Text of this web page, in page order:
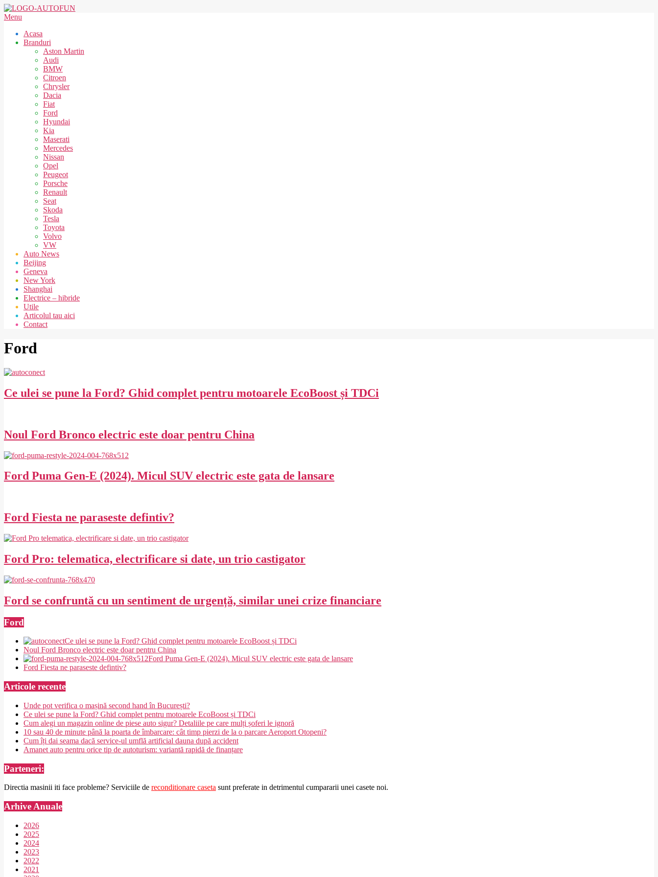
Skip
to
AUTOFUN
Secondary
Menu
Menu
Acasa
Branduri
Aston Martin
Audi
BMW
Citroen
Chrysler
Dacia
Fiat
Ford
Hyundai
Kia
Maserati
Mercedes
Nissan
Opel
Peugeot
Porsche
Renault
Seat
Skoda
Tesla
Toyota
Volvo
VW
Auto News
Beijing
Geneva
New York
Shanghai
Electrice – hibride
Utile
Articolul tau aici
Contact
Ford
Ce ulei se pune la Ford? Ghid complet pentru motoarele EcoBoost și TDCi
16
Noul Ford Bronco electric este doar pentru China
2025-
30
Ford Puma Gen-E (2024). Micul SUV electric este gata de lansare
27
Ford Fiesta ne paraseste defintiv?
2024-
27
Ford Pro: telematica, electrificare si date, un trio castigator
2023-
27
Ford se confruntă cu un sentiment de urgență, similar unei crize financiare
2020-
02-
Ford
Ce ulei se pune la Ford? Ghid complet pentru motoarele EcoBoost și TDCi
Noul Ford Bronco electric este doar pentru China
Ford Puma Gen-E (2024). Micul SUV electric este gata de lansare
Ford Fiesta ne paraseste defintiv?
Articole recente
Unde pot verifica o mașină second hand în București?
Ce ulei se pune la Ford? Ghid complet pentru motoarele EcoBoost și TDCi
Cum alegi un magazin online de piese auto sigur? Detaliile pe care mulți șoferi le ignoră
10 sau 40 de minute până la poarta de îmbarcare: cât timp pierzi de la o parcare Aeroport Otopeni?
Cum îți dai seama dacă service-ul umflă artificial dauna după accident
Amanet auto pentru orice tip de autoturism: variantă rapidă de finanțare
Parteneri:
Directia masinii iti face probleme? Serviciile de reconditionare caseta sunt preferate in detrimentul cumpararii unei casete noi.
Arhive Anuale
2026
2025
2024
2023
2022
2021